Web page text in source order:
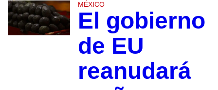
MÉXICO
El gobierno
de EU
reanudará